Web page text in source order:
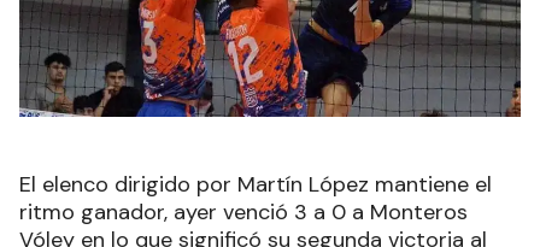
El elenco dirigido por Martín López mantiene el
ritmo ganador, ayer venció 3 a 0 a Monteros
Vóley en lo que significó su segunda victoria al